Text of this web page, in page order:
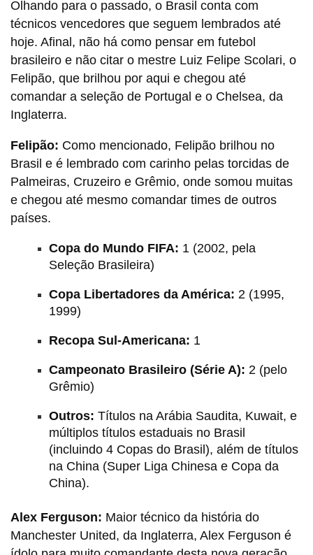
Olhando para o passado, o Brasil conta com
técnicos vencedores que seguem lembrados até
hoje. Afinal, não há como pensar em futebol
brasileiro e não citar o mestre Luiz Felipe Scolari, o
Felipão, que brilhou por aqui e chegou até
comandar a seleção de Portugal e o Chelsea, da
Inglaterra.
Felipão: Como mencionado, Felipão brilhou no
Brasil e é lembrado com carinho pelas torcidas de
Palmeiras, Cruzeiro e Grêmio, onde somou muitas
e chegou até mesmo comandar times de outros
países.
Copa do Mundo FIFA: 1 (2002, pela
Seleção Brasileira)
Copa Libertadores da América: 2 (1995,
1999)
Recopa Sul-Americana: 1
Campeonato Brasileiro (Série A): 2 (pelo
Grêmio)
Outros: Títulos na Arábia Saudita, Kuwait, e
múltiplos títulos estaduais no Brasil
(incluindo 4 Copas do Brasil), além de títulos
na China (Super Liga Chinesa e Copa da
China).
Alex Ferguson: Maior técnico da história do
Manchester United, da Inglaterra, Alex Ferguson é